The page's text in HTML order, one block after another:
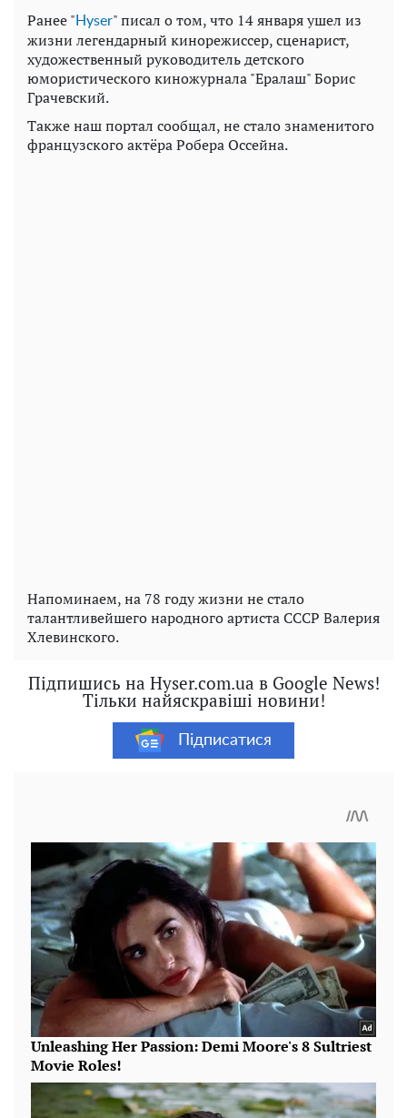
Ранее " Нyser"писал о том, что 14 января ушел из
жизни легендарный кинорежиссер, сценарист,
художественный руководитель детского
юмористического киножурнала "Ералаш" Борис
Грачевский.
Также наш портал сообщал, не стало знаменитого
французского актёра Робера Оссейна.
Напоминаем, на 78 году жизни не стало
талантливейшего народного артиста СССР Валерия
Хлевинского.
Підпишись на Hyser.com.ua в Google News!
Тільки найяскравіші новини!
Підписатися